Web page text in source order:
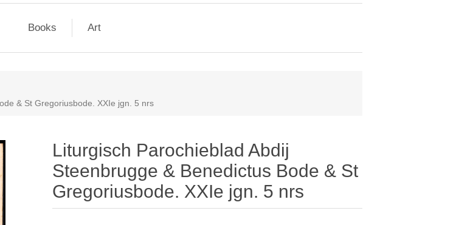
Books Art
& St Gregoriusbode. XXIe jgn. 5 nrs
Liturgisch Parochieblad Abdij
Steenbrugge & Benedictus Bode & St
Gregoriusbode. XXIe jgn. 5 nrs